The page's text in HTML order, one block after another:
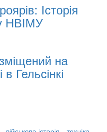
Історія
НВІМУ
на
Гельсінкі